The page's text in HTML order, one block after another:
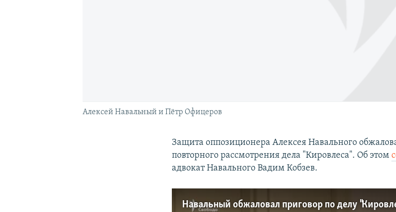
Алексей Навальный и Пётр Офицеров
Защита оппозиционера Алексея Навального
повторного рассмотрения дела "Кировлеса". Об этом
адвокат Навального Вадим Кобзев.
Навальный обжаловал приговор по делу